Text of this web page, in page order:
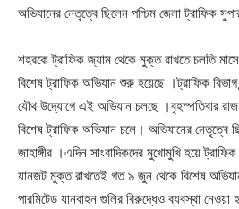
অভিযানের নেতৃত্বে ছিলেন পশ্চিম জেলা ট্রাফিক
শহরকে ট্রাফিক জ্যাম থেকে মুক্ত রাখতে চলতি
বিশেষ ট্রাফিক অভিযান শুরু হয়েছে ।ট্রাফিক
যৌথ উদ্যোগে এই অভিযান চলছে ।বৃহস্পতিবার
বিশেষ ট্রাফিক অভিযান চলে। অভিযানের নেতৃত্বে
জাহাঙ্গীর ।এদিন সাংবাদিকদের মুখোমুখি হয়ে
যানজট মুক্ত রাখতেই গত ৯ জুন থেকে বিশেষ
পারমিটেড যানবাহন গুলির বিরুদ্ধেও ব্যবস্থা